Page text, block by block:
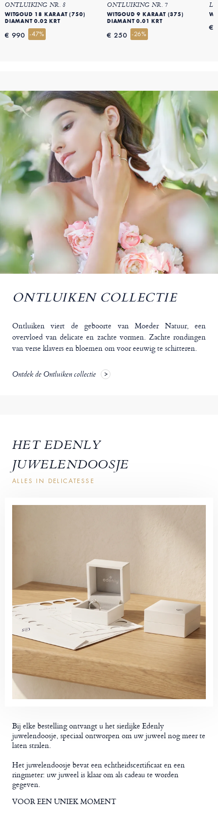
ONTLUIKING NR. 8
WITGOUD 18 KARAAT (750)
DIAMANT 0.02 KRT
€ 990 -47%
ONTLUIKING NR. 7
WITGOUD 9 KARAAT (375)
DIAMANT 0.01 KRT
€ 250 -26%
€
ONTLUIKEN COLLECTIE
Ontluiken viert de geboorte van Moeder Natuur, een
overvloed van delicate en zachte vormen. Zachte rondingen
van verse klavers en bloemen om voor eeuwig te schitteren.
Ontdek de Ontluiken collectie
HET EDENLY
JUWELENDOOSJE
ALLES IN DELICATESSE
Bij elke bestelling ontvangt u het sierlijke Edenly
juwelendoosje, speciaal ontworpen om uw juweel nog meer te
laten stralen.
Het juwelendoosje bevat een echtheidscertificaat en een
ringmeter: uw juweel is klaar om als cadeau te worden
gegeven.
VOOR EEN UNIEK MOMENT